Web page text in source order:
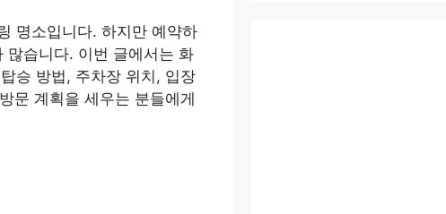
명소입니다. 하지만 예약하
많습니다. 이번 글에서는 화
승 방법, 주차장 위치, 입장
문 계획을 세우는 분들에게